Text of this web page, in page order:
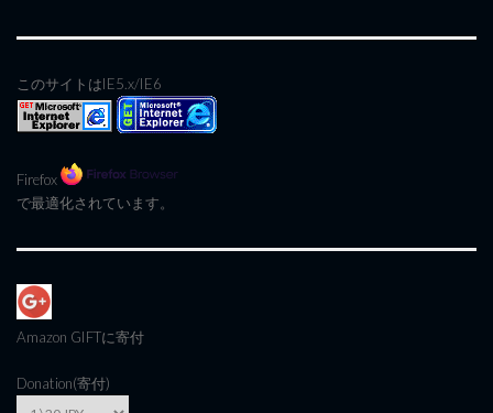
このサイトはIE5.x/IE6
Firefox
で最適化されています。
Amazon GIFTに寄付
Donation(寄付)